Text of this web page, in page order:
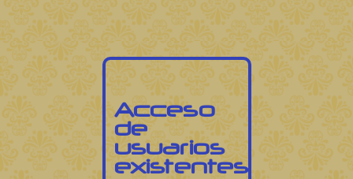
Acceso
de
usuarios
existentes